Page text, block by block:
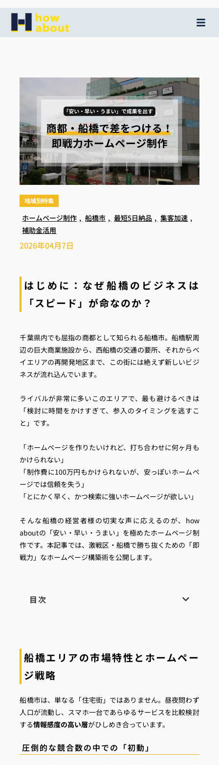
内
を
地域別特集
ホームページ制作 , 船橋市 , 最短5日納品 , 集客加速 ,
補助金活用
2026年04月7日
はじめに：なぜ船橋のビジネスは
「スピード」が命なのか？
千葉県内でも屈指の商都として知られる船橋市。船橋駅周
辺の巨大商業施設から、西船橋の交通の要所、それからベ
イエリアの再開発地区まで、この街には絶えず新しいビジ
ネスが流れ込んでいます。
ライバルが非常に多いこのエリアで、最も避けるべきは
「検討に時間をかけすぎて、参入のタイミングを逃すこ
と」です。
「ホームページを作りたいけれど、打ち合わせに何ヶ月も
かけられない」
「制作費に100万円もかけられないが、安っぽいホームペ
ージでは信頼を失う」
「とにかく早く、かつ検索に強いホームページが欲しい」
そんな船橋の経営者様の切実な声に応えるのが、how
aboutの「安い・早い・うまい」を極めたホームページ制
作です。本記事では、激戦区・船橋で勝ち抜くための「即
戦力」なホームページ構築術を公開します。
目次
船橋エリアの市場特性とホームペー
ジ戦略
船橋市は、単なる「住宅街」ではありません。昼夜問わず
人口が流動し、スマホ一台であらゆるサービスを比較検討
する情報感度の高い層がひしめき合っています。
圧倒的な競合数の中での「初動」